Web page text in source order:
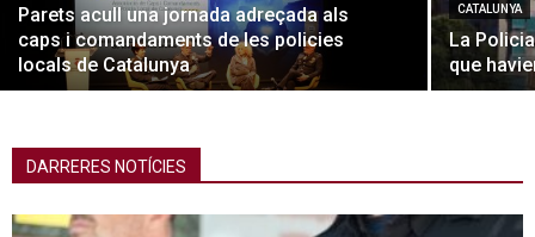
Parets acull una jornada adreçada als
caps i comandaments de les policies
locals de Catalunya
CATALUNYA
La
que
DARRERES NOTÍCIES